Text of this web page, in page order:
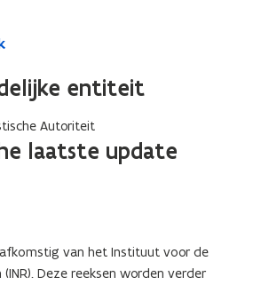
entiteit
Autoriteit
laatste update
van het Instituut voor de
Deze reeksen worden verder